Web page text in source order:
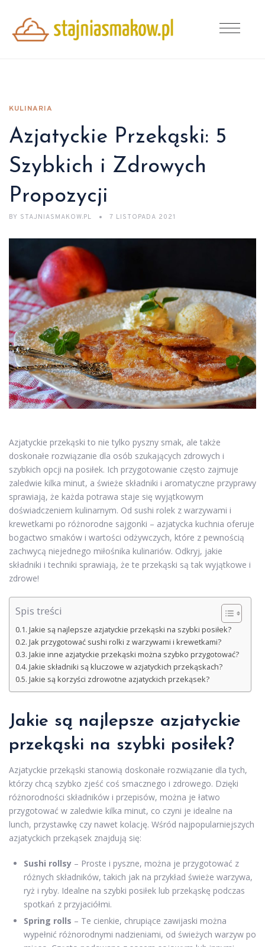
KULINARIA
Azjatyckie Przekąski: 5
Szybkich i Zdrowych
Propozycji
BY STAJNIASMAKOW.PL 7 LISTOPADA 2021
Azjatyckie przekąski to nie tylko pyszny smak, ale także
doskonałe rozwiązanie dla osób szukających zdrowych i
szybkich opcji na posiłek. Ich przygotowanie często zajmuje
zaledwie kilka minut, a świeże składniki i aromatyczne przyprawy
sprawiają, że każda potrawa staje się wyjątkowym
doświadczeniem kulinarnym. Od sushi rolek z warzywami i
krewetkami po różnorodne sajgonki – azjatycka kuchnia oferuje
bogactwo smaków i wartości odżywczych, które z pewnością
zachwycą niejednego miłośnika kulinariów. Odkryj, jakie
składniki i techniki sprawiają, że te przekąski są tak wyjątkowe i
zdrowe!
Spis treści
Jakie są najlepsze azjatyckie przekąski na szybki posiłek?
Jak przygotować sushi rolki z warzywami i krewetkami?
Jakie inne azjatyckie przekąski można szybko przygotować?
Jakie składniki są kluczowe w azjatyckich przekąskach?
Jakie są korzyści zdrowotne azjatyckich przekąsek?
Jakie są najlepsze azjatyckie
przekąski na szybki posiłek?
Azjatyckie przekąski stanowią doskonałe rozwiązanie dla tych,
którzy chcą szybko zjeść coś smacznego i zdrowego. Dzięki
różnorodności składników i przepisów, można je łatwo
przygotować w zaledwie kilka minut, co czyni je idealne na
lunch, przystawkę czy nawet kolację. Wśród najpopularniejszych
azjatyckich przekąsek znajdują się:
Sushi rollsy – Proste i pyszne, można je przygotować z
różnych składników, takich jak na przykład świeże warzywa,
ryż i ryby. Idealne na szybki posiłek lub przekąskę podczas
spotkań z przyjaciółmi.
Spring rolls – Te cienkie, chrupiące zawijaski można
wypełnić różnorodnymi nadzieniami, od świeżych warzyw po